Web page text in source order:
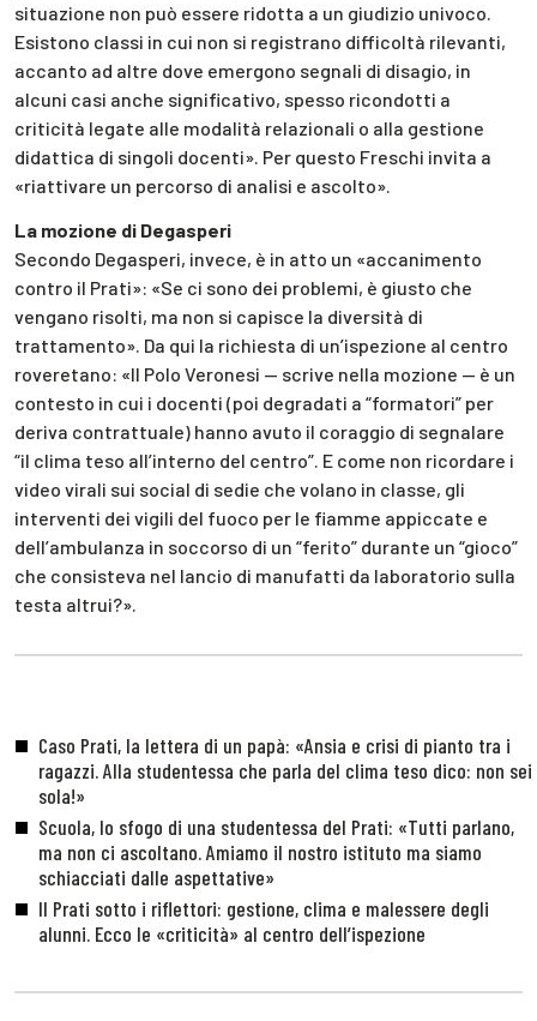
situazione non può essere ridotta a un giudizio univoco.
Esistono classi in cui non si registrano difficoltà rilevanti,
accanto ad altre dove emergono segnali di disagio, in
alcuni casi anche significativo, spesso ricondotti a
criticità legate alle modalità relazionali o alla gestione
didattica di singoli docenti». Per questo Freschi invita a
«riattivare un percorso di analisi e ascolto».
La mozione di Degasperi
Secondo Degasperi, invece, è in atto un «accanimento
contro il Prati»: «Se ci sono dei problemi, è giusto che
vengano risolti, ma non si capisce la diversità di
trattamento». Da qui la richiesta di un’ispezione al centro
roveretano: «Il Polo Veronesi — scrive nella mozione — è un
contesto in cui i docenti (poi degradati a “formatori” per
deriva contrattuale) hanno avuto il coraggio di segnalare
“il clima teso all’interno del centro”. E come non ricordare i
video virali sui social di sedie che volano in classe, gli
interventi dei vigili del fuoco per le fiamme appiccate e
dell’ambulanza in soccorso di un “ferito” durante un “gioco”
che consisteva nel lancio di manufatti da laboratorio sulla
testa altrui?».
Caso Prati, la lettera di un papà: «Ansia e crisi di pianto tra i
ragazzi. Alla studentessa che parla del clima teso dico: non sei
sola!»
Scuola, lo sfogo di una studentessa del Prati: «Tutti parlano,
ma non ci ascoltano. Amiamo il nostro istituto ma siamo
schiacciati dalle aspettative»
Il Prati sotto i riflettori: gestione, clima e malessere degli
alunni. Ecco le «criticità» al centro dell’ispezione